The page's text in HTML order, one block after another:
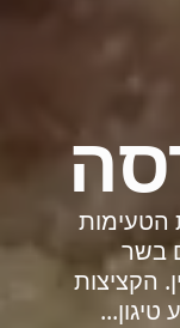
הטעימות
בשר
הקציצות